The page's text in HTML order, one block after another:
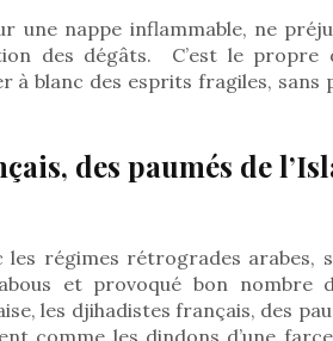
une nappe inflammable, ne
des dégâts.
C’est le propre
à blanc des esprits fragiles, sans
des paumés de
les régimes rétrogrades
et provoqué bon nombre
les djihadistes français, des
comme les dindons d’une